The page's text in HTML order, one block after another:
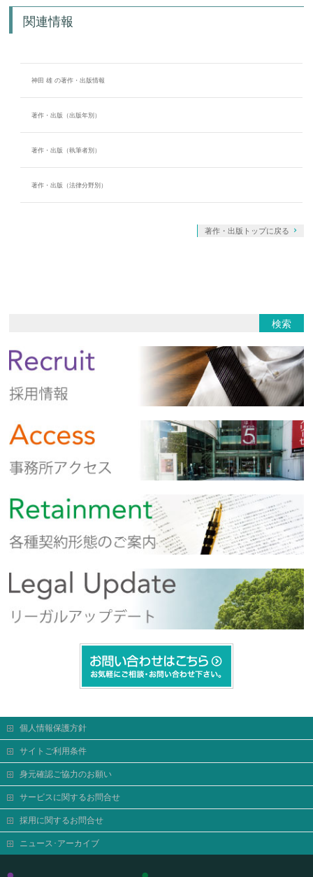
関連情報
神田 雄 の著作・出版情報
著作・出版（出版年別）
著作・出版（執筆者別）
著作・出版（法律分野別）
著作・出版トップに戻る
個人情報保護方針
サイトご利用条件
身元確認ご協力のお願い
サービスに関するお問合せ
採用に関するお問合せ
ニュース･アーカイブ